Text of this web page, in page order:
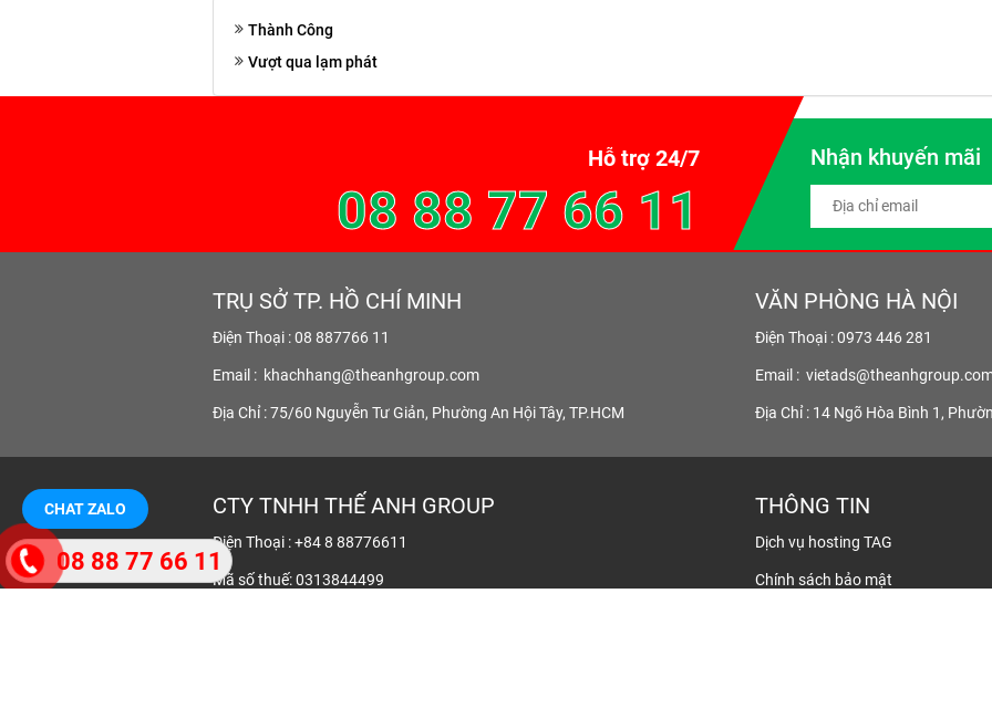
Thành Công
Vượt qua lạm phát
Hỗ trợ 24/7
08 88 77 66 11
Nhận khuyến mãi
TRỤ SỞ TP. HỒ CHÍ MINH
Điện Thoại : 08 887766 11
Email : khachhang@theanhgroup.com
Địa Chỉ : 75/60 Nguyễn Tư Giản, Phường An Hội Tây, TP.HCM
VĂN PHÒNG HÀ NỘI
Điện Thoại : 0973 446 281
Email :
Địa Chỉ : 14 Ngõ Hòa Bình 1,
CTY TNHH THẾ ANH GROUP
Điện Thoại : +84 8 88776611
Mã số thuế: 0313844499
THÔNG TIN
Dịch vụ hosting TAG
Chính sách bảo mật
CHAT ZALO
08 88 77 66 11